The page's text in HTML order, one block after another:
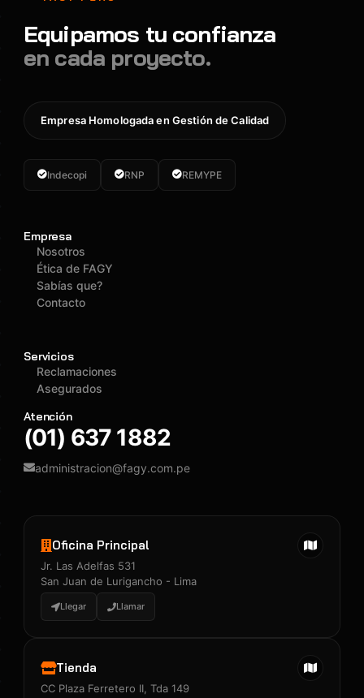
Equipamos tu confianza
en cada proyecto.
Empresa Homologada en Gestión de Calidad
Indecopi RNP REMYPE
Empresa
Nosotros
Ética de FAGY
Sabías que?
Contacto
Servicios
Reclamaciones
Asegurados
Atención
(01) 637 1882
administracion@fagy.com.pe
Oficina Principal
Jr. Las Adelfas 531
San Juan de Lurigancho - Lima
Llegar Llamar
Tienda
CC Plaza Ferretero II, Tda 149